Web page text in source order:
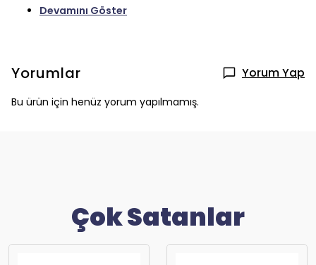
Devamını Göster
Yorumlar Yorum Yap
Bu ürün için henüz yorum yapılmamış.
Çok Satanlar